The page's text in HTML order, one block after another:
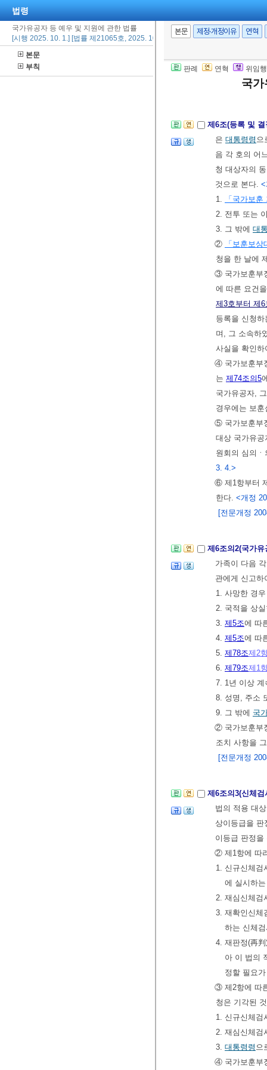
법령
국가유공자 등 예우 및 지원에 관한 법률
[시행 2025. 10. 1.] [법률 제21065호, 2025. 10. 1., 타법개정]
본문
부칙
본문 제정·개정이유 연혁
판례 연혁 위임
국
중인 경우에
⑦ 삭제
⑧ 삭제
[제목개정
제6조(등록 및
은 대통령령 으
음 각 호의 어
청 대상자의
것으로 본다. <
1.
「국가보
2. 전투 또는
3. 그 밖에 대
②
「보훈보
청을 한 날에
③ 국가보훈부
에 따른 요건
제3호부터 제6
등록을 신청
며, 그 소속하
사실을 확인
④ 국가보훈부
는 제74조의5
국가유공자,
경우에는 보
⑤ 국가보훈부
대상 국가유
원회의 심의
3. 4.>
⑥ 제1항부터
한다. <개정
[전문개정
제6조의2(국가
가족이 다음
관에게 신고
1. 사망한 경우
2. 국적을 상
3. 제5조에 따
4. 제5조에 따
5. 제78조제2
6. 제79조제1
7. 1년 이상 계
8. 성명, 주소
9. 그 밖에 국
② 국가보훈부
조치 사항을
[전문개정
제6조의3(신체
법의 적용 대
상이등급을
이등급 판정
② 제1항에 따
1. 신규신체
에 실시하
2. 재심신체검
3. 재확인신체
하는 신체
4. 재판정(再
아 이 법의
정할 필요
③ 제2항에 따
청은 기각된
1. 신규신체검
2. 재심신체검
3. 대통령령 으
④ 국가보훈부